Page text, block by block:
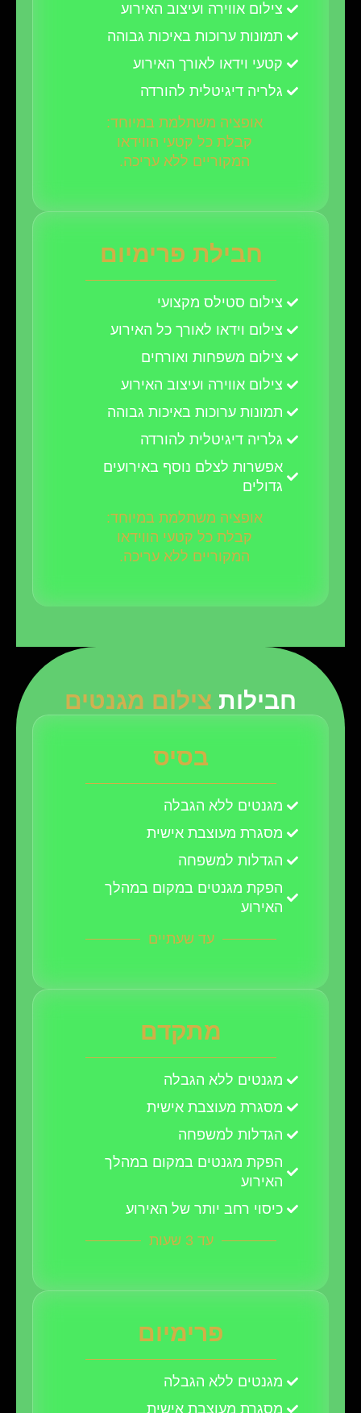
צילום אווירה ועיצוב האירוע
תמונות ערוכות באיכות גבוהה
קטעי וידאו לאורך האירוע
גלריה דיגיטלית להורדה
אופציה משתלמת במיוחד:
קבלת כל קטעי הווידאו
המקוריים ללא עריכה.
חבילת פרימיום
צילום סטילס מקצועי
צילום וידאו לאורך כל האירוע
צילום משפחות ואורחים
צילום אווירה ועיצוב האירוע
תמונות ערוכות באיכות גבוהה
גלריה דיגיטלית להורדה
אפשרות לצלם נוסף באירועים
גדולים
אופציה משתלמת במיוחד:
קבלת כל קטעי הווידאו
המקוריים ללא עריכה.
חבילות צילום מגנטים
בסיס
מגנטים ללא הגבלה
מסגרת מעוצבת אישית
הגדלות למשפחה
הפקת מגנטים במקום במהלך
האירוע
עד שעתיים
מתקדם
מגנטים ללא הגבלה
מסגרת מעוצבת אישית
הגדלות למשפחה
הפקת מגנטים במקום במהלך
האירוע
כיסוי רחב יותר של האירוע
עד 3 שעות
פרימיום
מגנטים ללא הגבלה
מסגרת מעוצבת אישית